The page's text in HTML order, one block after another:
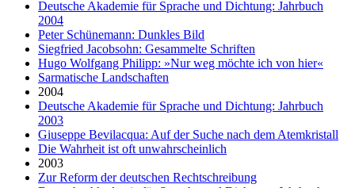
Deutsche Akademie für Sprache und Dichtung: Jahrbuch
2004
Peter Schünemann: Dunkles Bild
Siegfried Jacobsohn: Gesammelte Schriften
Hugo Wolfgang Philipp: »Nur weg möchte ich von hier«
Sarmatische Landschaften
2004
Deutsche Akademie für Sprache und Dichtung: Jahrbuch
2003
Giuseppe Bevilacqua: Auf der Suche nach dem Atemkristall
Die Wahrheit ist oft unwahrscheinlich
2003
Zur Reform der deutschen Rechtschreibung